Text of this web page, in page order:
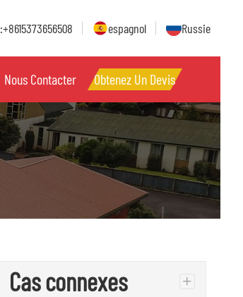
espagnol Russie
Nous Contacter Obtenez Un Devis
Cas connexes +